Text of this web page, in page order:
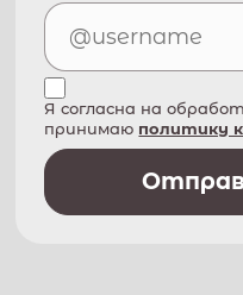
Я согласна на
принимаю политику